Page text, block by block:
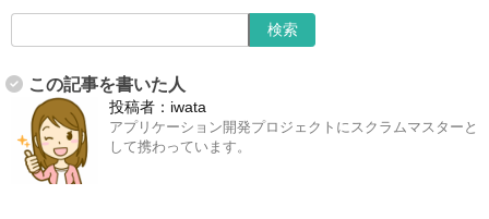
この記事を書いた人
投稿者： iwata
アプリケーション開発プロジェクトにスクラムマスターと
して携わっています。